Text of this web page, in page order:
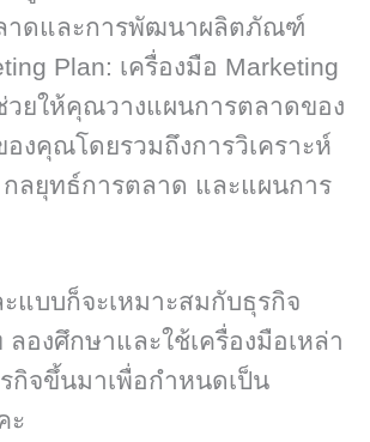
าดและการพัฒนาผลิตภัณฑ์
Plan: เครื่องมือ Marketing
วยให้คุณวางแผนการตลาดของ
องคุณโดยรวมถึงการวิเคราะห์
ลยุทธ์การตลาด และแผนการ
แบบก็จะเหมาะสมกับธุรกิจ
ลองศึกษาและใช้เครื่องมือเหล่า
กิจขึ้นมาเพื่อกำหนดเป็น
ะ